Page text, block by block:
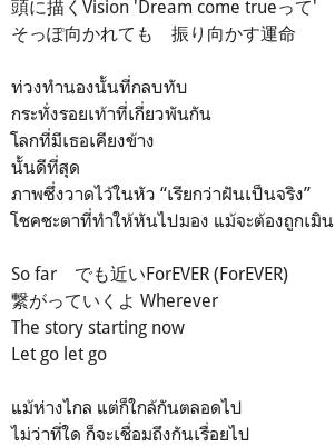
頭に描くVision 'Dream come trueって'
そっぽ向かれても 振り向かす運命
ท่วงทำนองนั้นที่กลบทับ
กระทั่งรอยเท้าที่เกี่ยวพันกัน
โลกที่มีเธอเคียงข้าง
นั้นดีที่สุด
ภาพซึ่งวาดไว้ในหัว “เรียกว่าฝันเป็นจริง”
โชคชะตาที่ทำให้หันไปมอง แม้จะต้องถูกเมิน
So far でも近いForEVER (ForEVER)
繋がっていくよ Wherever
The story starting now
Let go let go
แม้ห่างไกล แต่ก็ใกล้กันตลอดไป
ไม่ว่าที่ใด ก็จะเชื่อมถึงกันเรื่อยไป